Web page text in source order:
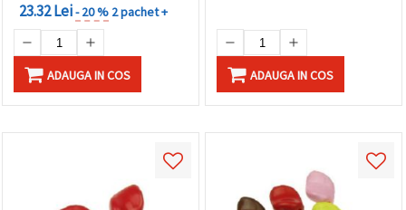
23.32 Lei- 20 % 2 pachet +
ADAUGA IN COS ADAUGA IN COS